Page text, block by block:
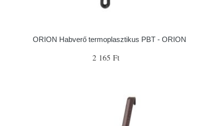
ORION Habverő termoplasztikus PBT - ORION
2 165 Ft